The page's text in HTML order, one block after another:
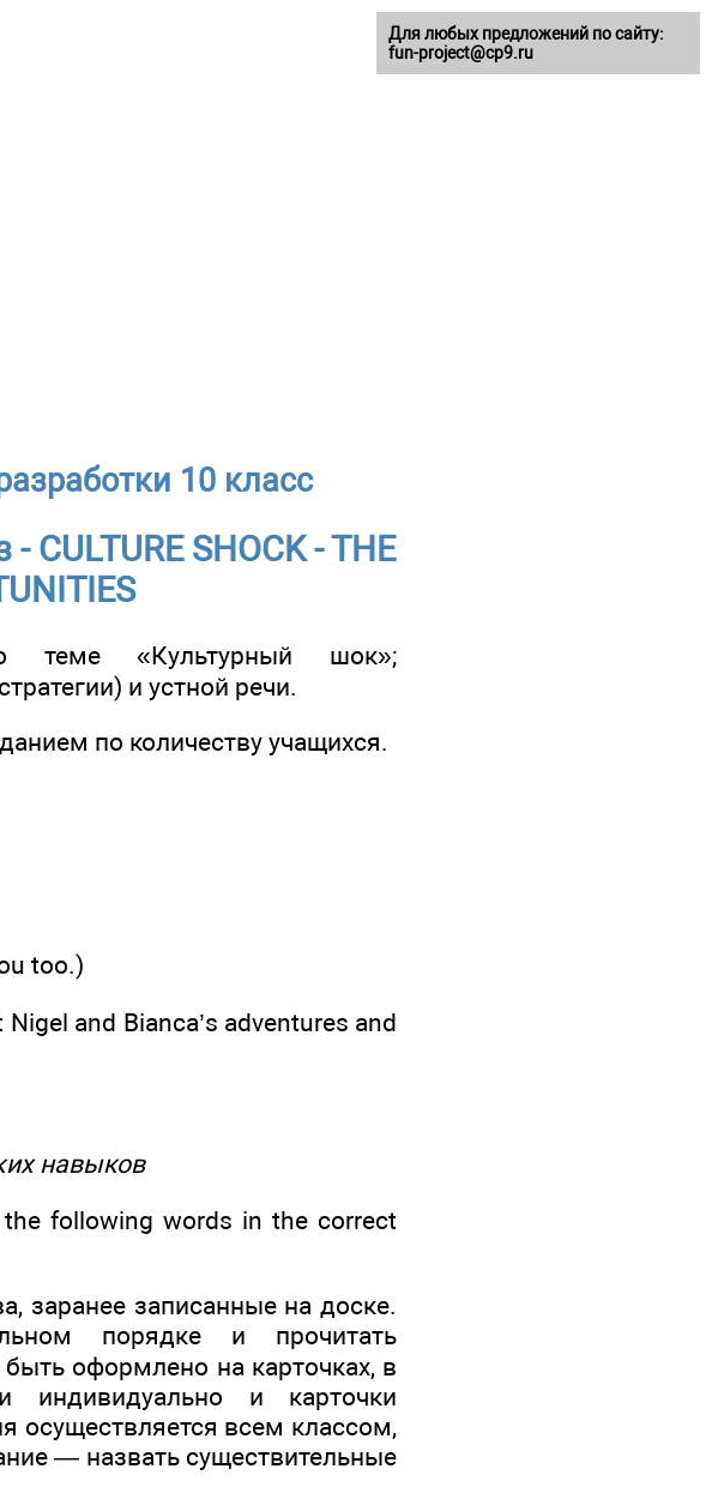
10 класс
SHOCK - THE
теме «Культурный шок»;
и устной речи.
по количеству учащихся.
too.)
and Bianca’s adventures and
навыков
following words in the correct
заранее записанные на доске.
порядке и прочитать
оформлено на карточках, в
индивидуально и карточки
осуществляется всем классом,
— назвать существительные
Для любых предложений по сайту:
fun-project@cp9.ru